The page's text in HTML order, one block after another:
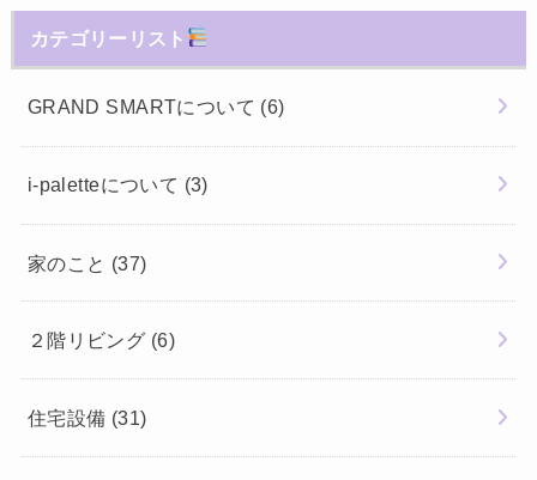
カテゴリーリスト
GRAND SMARTについて (6)
i-paletteについて (3)
家のこと (37)
２階リビング (6)
住宅設備 (31)